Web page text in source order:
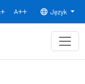
Normalny rozmiar czcionki
Rozmiar czcionki 150% Rozmiar
Język